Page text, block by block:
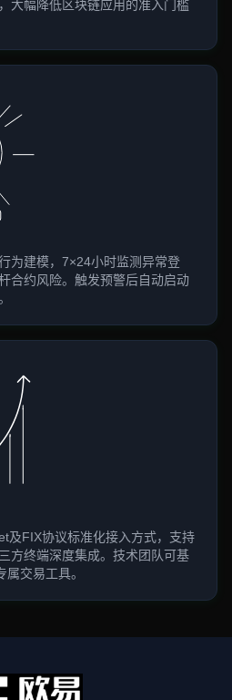
大幅降低区块链应用的准入门槛
为建模，7×24小时监测异常登
合约风险。触发预警后自动启动
及FIX协议标准化接入方式，支持
方终端深度集成。技术团队可基
交易工具。